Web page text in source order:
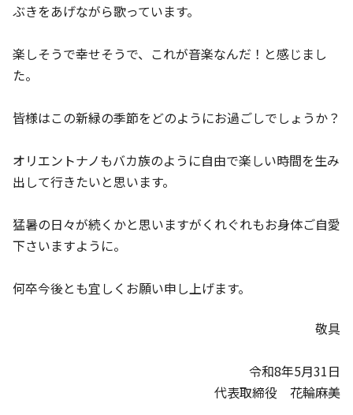
ぶきをあげながら歌っています。
楽しそうで幸せそうで、これが音楽なんだ！と感じまし
た。
皆様はこの新緑の季節をどのようにお過ごしでしょうか？
オリエントナノもバカ族のように自由で楽しい時間を生み
出して行きたいと思います。
猛暑の日々が続くかと思いますがくれぐれもお身体ご自愛
下さいますように。
何卒今後とも宜しくお願い申し上げます。
敬具
令和8年5月31日
代表取締役 花輪麻美